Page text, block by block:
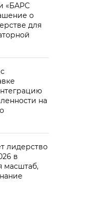
«БАРС
о
для
на
лидерство
в
масштаб,